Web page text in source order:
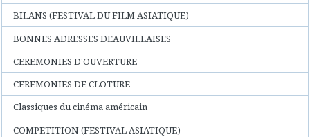
BILANS (FESTIVAL DU FILM ASIATIQUE)
BONNES ADRESSES DEAUVILLAISES
CEREMONIES D'OUVERTURE
CEREMONIES DE CLOTURE
Classiques du cinéma américain
COMPETITION (FESTIVAL ASIATIQUE)